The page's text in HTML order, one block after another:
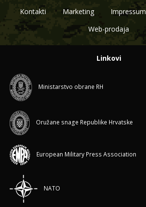
Kontakti Marketing Impressum
Web-prodaja
Linkovi
Ministarstvo obrane RH
Oružane snage Republike Hrvatske
European Military Press Association
NATO